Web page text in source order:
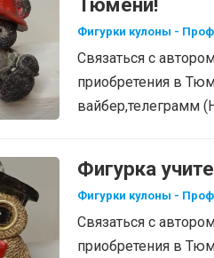
Фигурки кулоны -
Связаться с
приобретения в
вайбер,телеграмм
Фигурка
Фигурки кулоны -
Связаться с
приобретения в